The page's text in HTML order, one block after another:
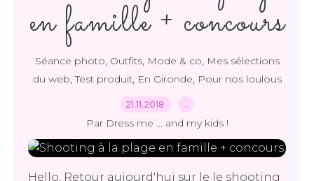
en famille + concours
Séance photo, Outfits, Mode & co, Mes sélections
du web,Test produit, En Gironde, Pour nos loulous
21.11.2018 …
Par Dress me ... and my kids !
Hello, Retour aujourd'hui sur le le shooting